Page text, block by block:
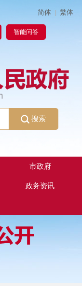
简体 | 繁体
智能问答
搜索
市政府
政务资讯